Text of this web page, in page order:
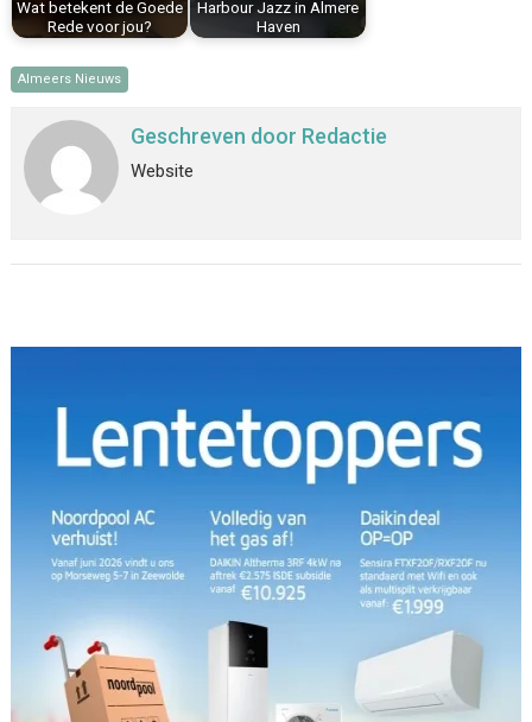
Wat betekent de Goede
Rede voor jou?
Harbour Jazz in Almere
Haven
Almeers Nieuws
Geschreven door Redactie
Website